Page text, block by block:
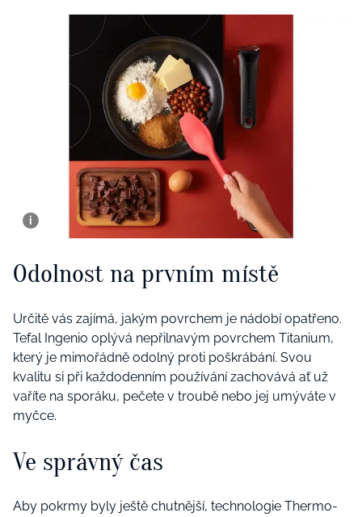
Odolnost na prvním místě
Určitě vás zajímá, jakým povrchem je nádobí opatřeno.
Tefal Ingenio oplývá nepřilnavým povrchem Titanium,
který je mimořádně odolný proti poškrábání. Svou
kvalitu si při každodenním používání zachovává ať už
vaříte na sporáku, pečete v troubě nebo jej umýváte v
myčce.
Ve správný čas
Aby pokrmy byly ještě chutnější, technologie Thermo-